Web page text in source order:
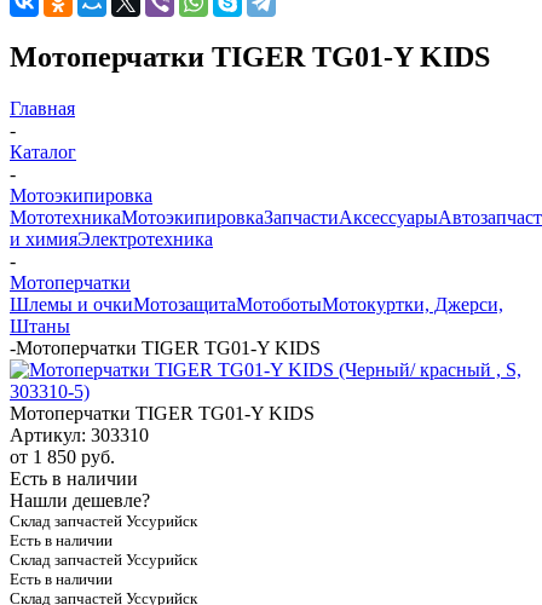
Мотоперчатки TIGER TG01-Y KIDS
Главная
-
Каталог
-
Мотоэкипировка
МототехникаМотоэкипировкаЗапчастиАксессуары
и химияЭлектротехника
-
Мотоперчатки
Шлемы и очкиМотозащитаМотоботыМотокуртки, Джерси,
Штаны
-Мотоперчатки TIGER TG01-Y KIDS
Мотоперчатки TIGER TG01-Y KIDS
Артикул: 303310
от 1 850 руб.
Есть в наличии
Нашли дешевле?
Склад запчастей Уссурийск
Есть в наличии
Склад запчастей Уссурийск
Есть в наличии
Склад запчастей Уссурийск